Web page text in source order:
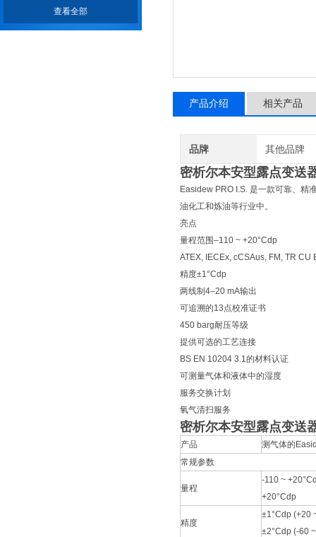
查看全部
产品介绍 相关产品
品牌 其他品牌
密析尔本安型露点变送
Easidew PRO I.S. 是一款可靠、精
油化工和炼油等行业中。
亮点
量程范围–110 ~ +20°Cdp
ATEX, IECEx, cCSAus, FM, TR CU
精度±1°Cdp
两线制4–20 mA输出
可追溯的13点校准证书
450 barg耐压等级
提供可选的工艺连接
BS EN 10204 3.1的材料认证
可测量气体和液体中的湿度
服务交换计划
氧气清扫服务
密析尔本安型露点变送
产品
测气体的
常规参数
量程
-110 ~
+20°Cdp
精度
±1°Cdp (+20
±2°Cdp (-60